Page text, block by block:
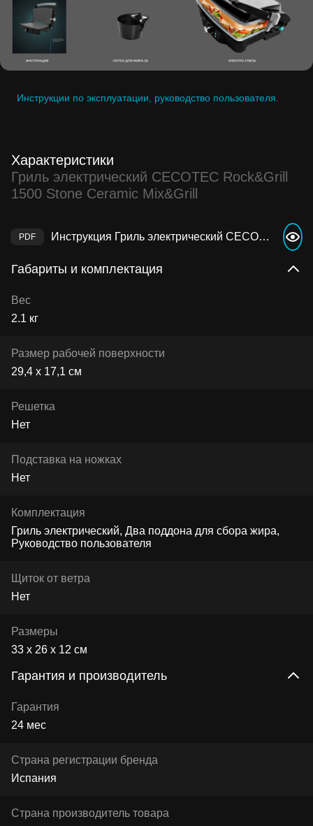
Инструкции по эксплуатации, руководство пользователя.
Характеристики
Гриль электрический CECOTEC Rock&Grill
1500 Stone Ceramic Mix&Grill
Инструкция Гриль электрический CECOTEC Rock&Grill 1500 Stone Ceramic Mix&Grill
Габариты и комплектация
Вес
2.1 кг
Размер рабочей поверхности
29,4 х 17,1 см
Решетка
Нет
Подставка на ножках
Нет
Комплектация
Гриль электрический, Два поддона для сбора жира,
Руководство пользователя
Щиток от ветра
Нет
Размеры
33 х 26 х 12 см
Гарантия и производитель
Гарантия
24 мес
Страна регистрации бренда
Испания
Страна производитель товара